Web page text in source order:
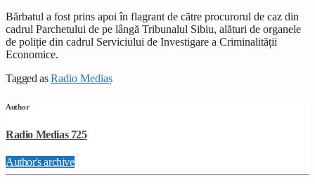
Bărbatul a fost prins apoi în flagrant de către procurorul de caz din
cadrul Parchetului de pe lângă Tribunalul Sibiu, alături de organele
de poliție din cadrul Serviciului de Investigare a Criminalității
Economice.
Tagged asRadio Mediaș
Author
Radio Medias 725
Author's archive